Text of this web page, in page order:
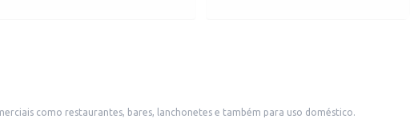
como restaurantes, bares, lanchonetes e também para uso doméstico.